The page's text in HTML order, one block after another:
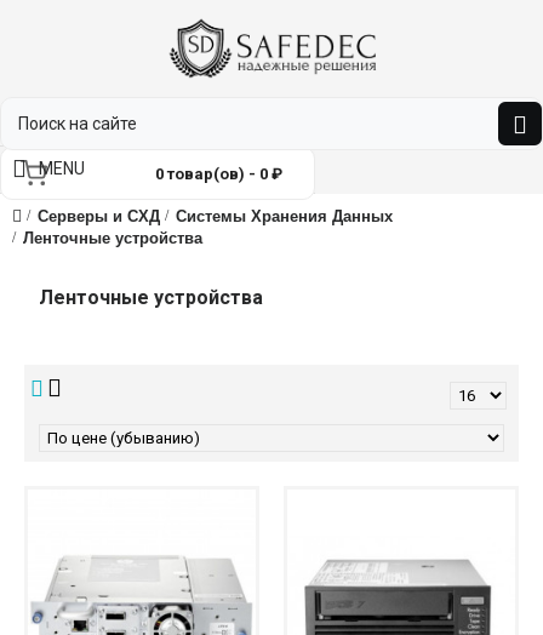
0 товар(ов) - 0 ₽
MENU
Серверы и СХД
Системы Хранения Данных
Ленточные устройства
Ленточные устройства